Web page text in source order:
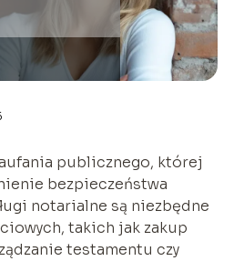
publicznego, której
bezpieczeństwa
notarialne są niezbędne
takich jak zakup
testamentu czy